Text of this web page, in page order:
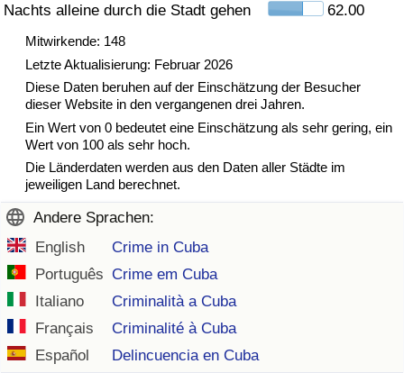
Nachts alleine durch die Stadt gehen
62.00
Mitwirkende: 148
Letzte Aktualisierung: Februar 2026
Diese Daten beruhen auf der Einschätzung der Besucher
dieser Website in den vergangenen drei Jahren.
Ein Wert von 0 bedeutet eine Einschätzung als sehr gering, ein
Wert von 100 als sehr hoch.
Die Länderdaten werden aus den Daten aller Städte im
jeweiligen Land berechnet.
Andere Sprachen:
English
Crime in Cuba
Português Crime em Cuba
Italiano
Criminalità a Cuba
Français
Criminalité à Cuba
Español
Delincuencia en Cuba
Verkehrs-Index
Verkehrs-Index (aktuell)
Verkehrs-Index nach Land